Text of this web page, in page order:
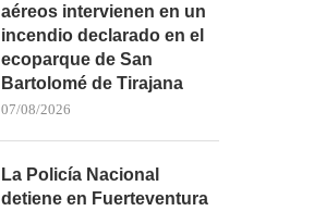
aéreos intervienen en un
incendio declarado en el
ecoparque de San
Bartolomé de Tirajana
07/08/2026
La Policía Nacional
detiene en Fuerteventura